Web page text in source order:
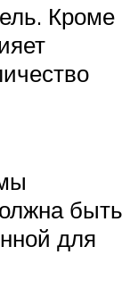
Кроме
быть
для